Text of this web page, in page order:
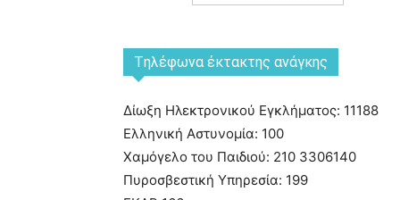
Tηλέφωνα έκτακτης ανάγκης
Δίωξη Ηλεκτρονικού Εγκλήματος: 11188
Ελληνική Αστυνομία: 100
Χαμόγελο του Παιδιού: 210 3306140
Πυροσβεστική Υπηρεσία: 199